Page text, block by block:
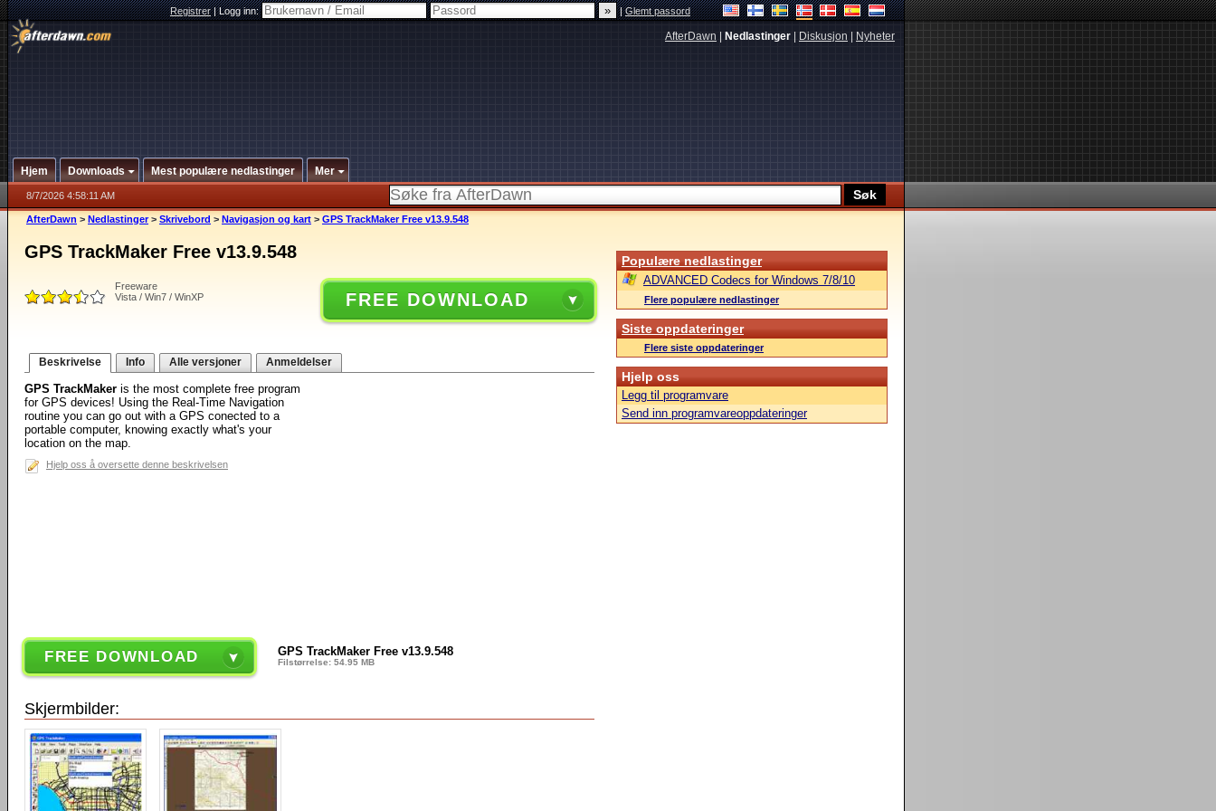
Registrer|Logg inn: |Glemt passord
AfterDawn Nedlastinger Diskusjon Nyheter
Hjem Downloads Mest populære nedlastinger Mer
8/7/2026 4:58:11 AM
AfterDawn > Nedlastinger > Skrivebord > Navigasjon og kart > GPS TrackMaker Free v13.9.548
GPS TrackMaker Free v13.9.548
Freeware
Vista / Win7 / WinXP
FREE DOWNLOAD
Beskrivelse Info Alle versjoner Anmeldelser
GPS TrackMaker is the most complete free program
for GPS devices! Using the Real-Time Navigation
routine you can go out with a GPS conected to a
portable computer, knowing exactly what's your
location on the map.
Hjelp oss å oversette denne beskrivelsen
FREE DOWNLOAD GPS TrackMaker Free v13.9.548
Filstørrelse: 54.95 MB
Skjermbilder:
Populære nedlastinger
ADVANCED Codecs for Windows 7/8/10
Flere populære nedlastinger
Siste oppdateringer
Flere siste oppdateringer
Hjelp oss
Legg til programvare
Send inn programvareoppdateringer